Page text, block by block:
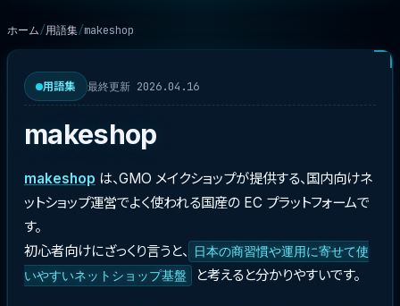
ホーム 用語集 makeshop
用語集 最終更新 2026.04.16
makeshop
makeshop は、GMO メイクショップが提供する、国内向けネ
ットショップ運営でよく使われる国産の EC プラットフォームで
す。
初心者向けにざっくり言うと、 日本の商習慣や運用に寄せて使
いやすいネットショップ基盤
と考えると分かりやすいです。